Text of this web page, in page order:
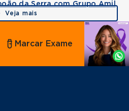
da Serra com Grupo Amil
Veja mais
Agende
por
Whatsapp
Marcar Exame